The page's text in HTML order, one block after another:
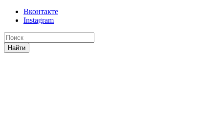
Вконтакте
Instagram
Найти